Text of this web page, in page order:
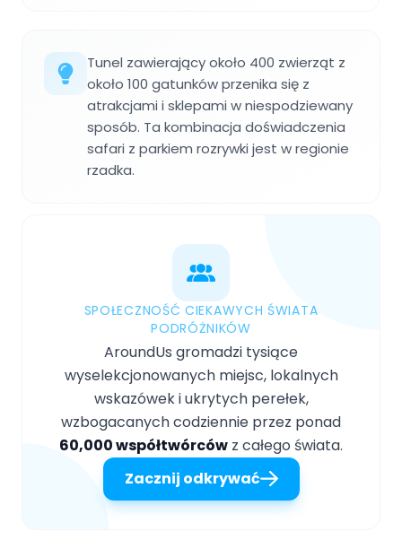
Tunel zawierający około 400 zwierząt z
około 100 gatunków przenika się z
atrakcjami i sklepami w niespodziewany
sposób. Ta kombinacja doświadczenia
safari z parkiem rozrywki jest w regionie
rzadka.
SPOŁECZNOŚĆ CIEKAWYCH ŚWIATA
PODRÓŻNIKÓW
AroundUs gromadzi tysiące
wyselekcjonowanych miejsc, lokalnych
wskazówek i ukrytych perełek,
wzbogacanych codziennie przez ponad
60,000 współtwórców z całego świata.
Zacznij odkrywać